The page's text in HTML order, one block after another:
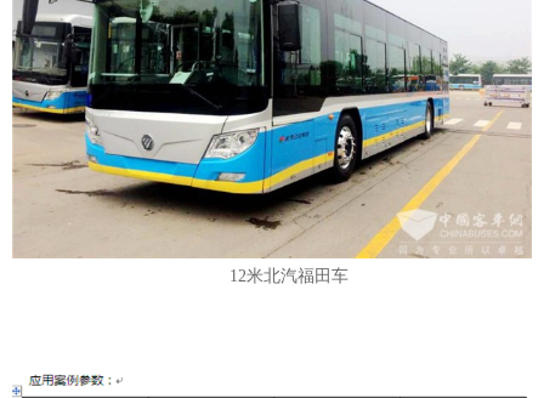
12米北汽福田车